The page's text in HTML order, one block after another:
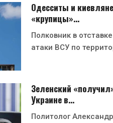
Одесситы и
«крупицы»…
Полковник в
атаки ВСУ по
Зеленский
Украине в…
Политолог